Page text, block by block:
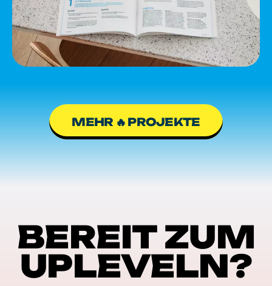
MEHR 🔥 PROJEKTE
BEREIT ZUM
UPLEVELN?